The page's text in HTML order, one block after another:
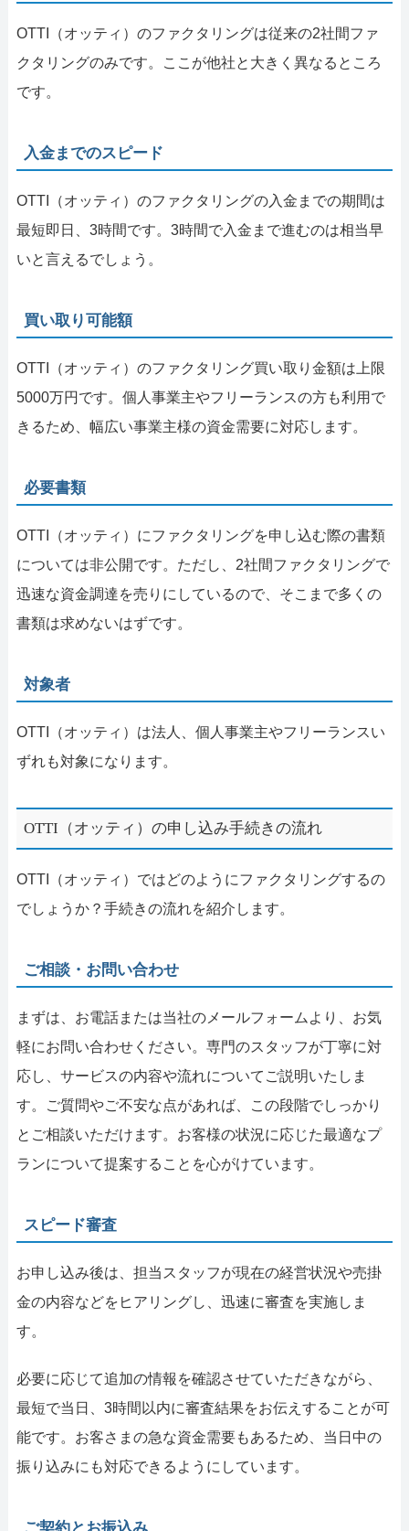
OTTI（オッティ）のファクタリングは従来の2社間ファ
クタリングのみです。ここが他社と大きく異なるところ
です。
入金までのスピード
OTTI（オッティ）のファクタリングの入金までの期間は
最短即日、3時間です。3時間で入金まで進むのは相当早
いと言えるでしょう。
買い取り可能額
OTTI（オッティ）のファクタリング買い取り金額は上限
5000万円です。個人事業主やフリーランスの方も利用で
きるため、幅広い事業主様の資金需要に対応します。
必要書類
OTTI（オッティ）にファクタリングを申し込む際の書類
については非公開です。ただし、2社間ファクタリングで
迅速な資金調達を売りにしているので、そこまで多くの
書類は求めないはずです。
対象者
OTTI（オッティ）は法人、個人事業主やフリーランスい
ずれも対象になります。
OTTI（オッティ）の申し込み手続きの流れ
OTTI（オッティ）ではどのようにファクタリングするの
でしょうか？手続きの流れを紹介します。
ご相談・お問い合わせ
まずは、お電話または当社のメールフォームより、お気
軽にお問い合わせください。専門のスタッフが丁寧に対
応し、サービスの内容や流れについてご説明いたしま
す。ご質問やご不安な点があれば、この段階でしっかり
とご相談いただけます。お客様の状況に応じた最適なプ
ランについて提案することを心がけています。
スピード審査
お申し込み後は、担当スタッフが現在の経営状況や売掛
金の内容などをヒアリングし、迅速に審査を実施しま
す。
必要に応じて追加の情報を確認させていただきながら、
最短で当日、3時間以内に審査結果をお伝えすることが可
能です。お客さまの急な資金需要もあるため、当日中の
振り込みにも対応できるようにしています。